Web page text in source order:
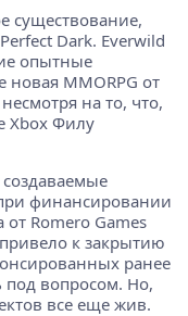
существование,
Dark. Everwild
опытные
MMORPG от
на то, что,
Xbox Филу
финансировании
Romero Games
к закрытию
ранее
под вопросом. Но,
все еще жив.